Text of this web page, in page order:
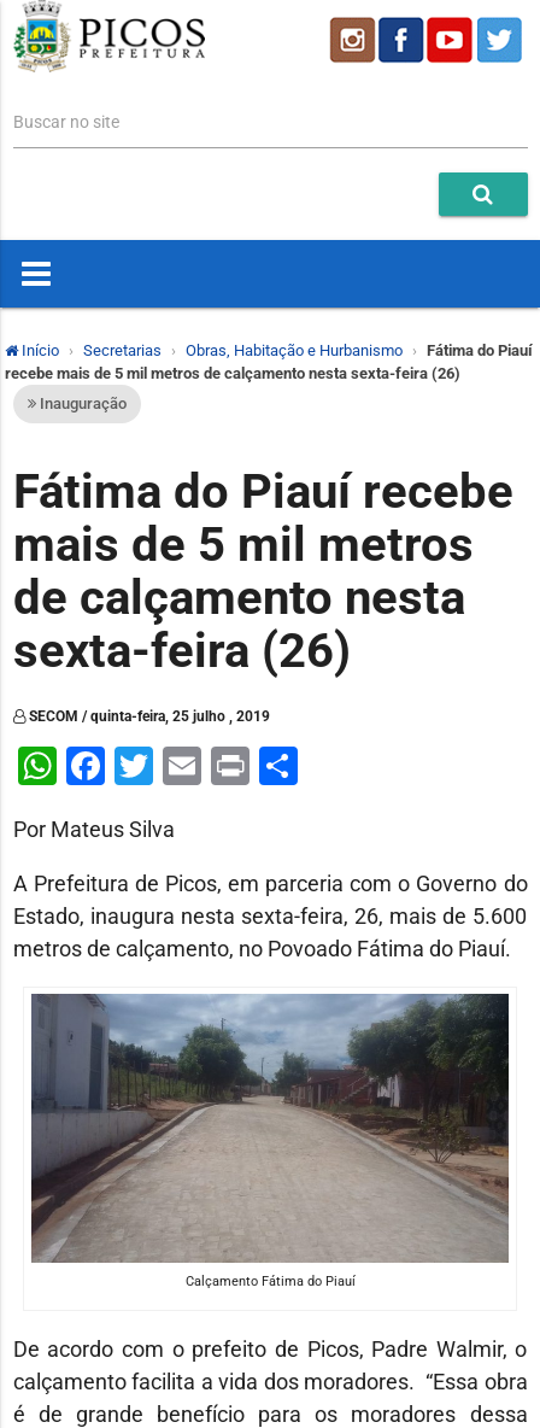
Buscar no site
Início Secretarias Obras, Habitação e Hurbanismo
Fátima do Piauí
recebe mais de 5 mil metros de calçamento nesta sexta-feira (26)
Inauguração
Fátima do Piauí recebe
mais de 5 mil metros
de calçamento nesta
sexta-feira (26)
SECOM / quinta-feira, 25 julho , 2019
WhatsApp
Facebook
Twitter
Email
PrintShare
Por Mateus Silva
A Prefeitura de Picos, em parceria com o Governo do
Estado, inaugura nesta sexta-feira, 26, mais de 5.600
metros de calçamento, no Povoado Fátima do Piauí.
Calçamento Fátima do Piauí
De acordo com o prefeito de Picos, Padre Walmir, o
calçamento facilita a vida dos moradores. “Essa obra
é de grande benefício para os moradores dessa